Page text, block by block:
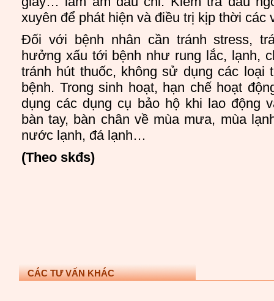
xuyên để phát hiện và điều trị kịp thời các
Đối với bệnh nhân cần tránh stress,
hưởng xấu tới bệnh như rung lắc, lạnh,
tránh hút thuốc, không sử dụng các loại
bệnh. Trong sinh hoạt, hạn chế hoạt
dụng các dụng cụ bảo hộ khi lao động
bàn tay, bàn chân về mùa mưa, mùa
nước lạnh, đá lạnh…
(Theo skđs)
CÁC TƯ VẤN KHÁC